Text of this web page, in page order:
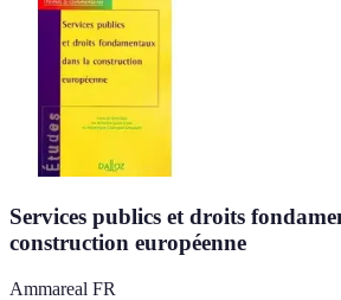
Services publics et droits
construction européenne
Ammareal FR